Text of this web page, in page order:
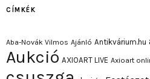
CÍMKÉK
Aba-Novák Vilmos Ajánló Antikvárium.hu
Aukció AXIOART LIVE Axioart